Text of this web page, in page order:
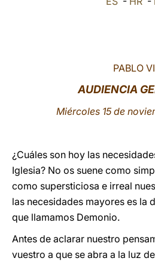
PABLO VI
AUDIENCIA
Miércoles 15 de
¿Cuáles son hoy las
Iglesia? No os suene como
como supersticiosa e irreal
las necesidades mayores es la
que llamamos Demonio.
Antes de aclarar nuestro
vuestro a que se abra a la luz